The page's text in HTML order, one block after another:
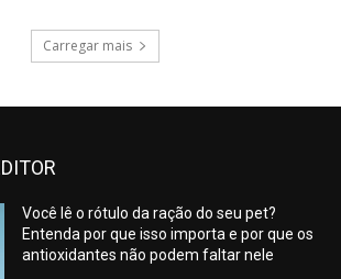
Carregar mais
Você lê o rótulo da ração do seu pet?
Entenda por que isso importa e por que os
antioxidantes não podem faltar nele